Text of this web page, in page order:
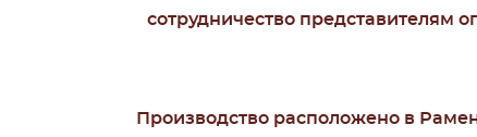
сотрудничество представителям
Производство расположено в